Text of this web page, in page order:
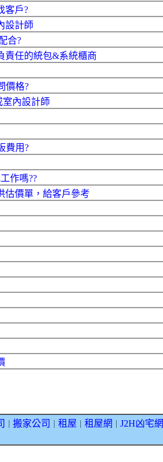
客戶?
設計師
合?
責任的統包&系統櫃商
價格?
室內設計師
費用?
作嗎??
估價單，給客戶參考
搬家公司 租屋 租屋網 J2H凶宅網